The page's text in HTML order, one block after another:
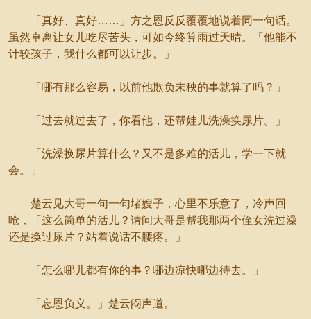
「真好、真好……」方之恩反反覆覆地说着同一句话。
虽然卓离让女儿吃尽苦头，可如今终算雨过天晴。「他能不
计较孩子，我什么都可以让步。」
「哪有那么容易，以前他欺负未秧的事就算了吗？」
「过去就过去了，你看他，还帮娃儿洗澡换尿片。」
「洗澡换尿片算什么？又不是多难的活儿，学一下就
会。」
楚云见大哥一句一句堵嫂子，心里不乐意了，冷声回
呛，「这么简单的活儿？请问大哥是帮我那两个侄女洗过澡
还是换过尿片？站着说话不腰疼。」
「怎么哪儿都有你的事？哪边凉快哪边待去。」
「忘恩负义。」楚云闷声道。